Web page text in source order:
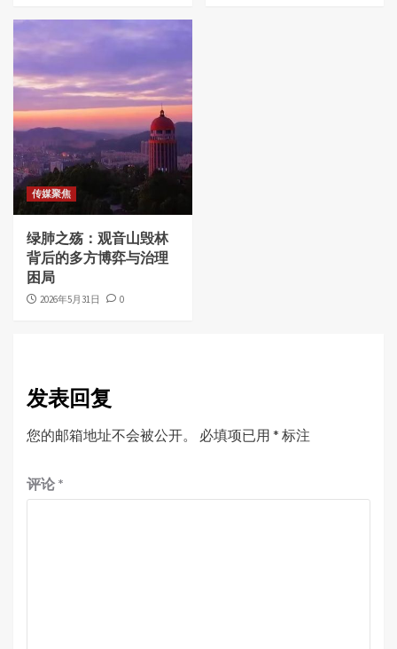
传媒聚焦
绿肺之殇：观音山毁林
背后的多方博弈与治理
困局
2026年5月31日 0
发表回复
您的邮箱地址不会被公开。 必填项已用 * 标注
评论 *